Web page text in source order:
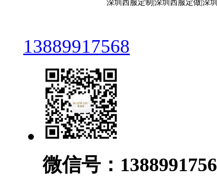
深圳西服定制|深圳西服定做|深
13889917568
微信号：